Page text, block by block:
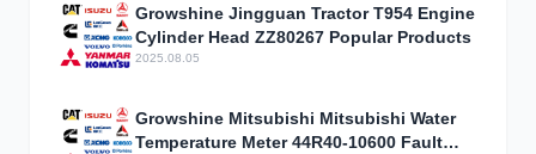
Growshine Jingguan Tractor T954 Engine
Cylinder Head ZZ80267 Popular Products
2025.08.05
Growshine Mitsubishi Mitsubishi Water
Temperature Meter 44R40-10600 Fault